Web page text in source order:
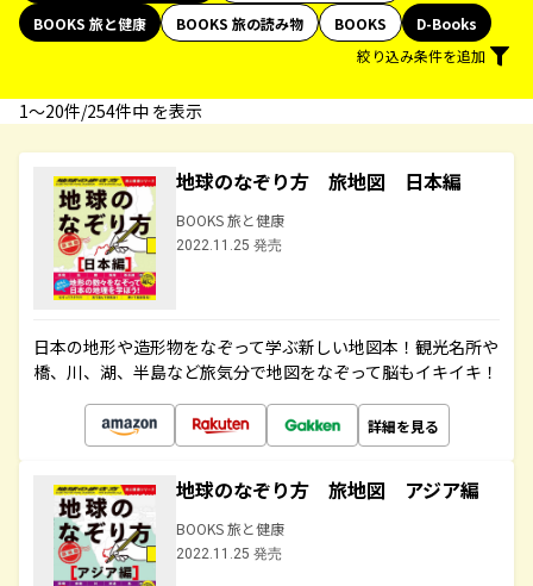
BOOKS 旅と健康
BOOKS 旅の読み物 BOOKS
D-Books
絞り込み条件を追加
1〜20件/254件中 を表示
地球のなぞり方 旅地図 日本編
BOOKS 旅と健康
2022.11.25 発売
日本の地形や造形物をなぞって学ぶ新しい地図本！観光名所や
橋、川、湖、半島など旅気分で地図をなぞって脳もイキイキ！
詳細を見る
地球のなぞり方 旅地図 アジア編
BOOKS 旅と健康
2022.11.25 発売